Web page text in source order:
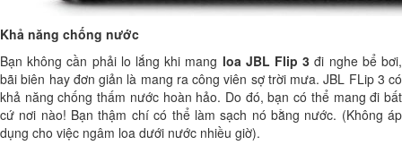
Khả năng chống nước
Bạn không cần phải lo lắng khi mang loa JBL Flip 3 đi nghe bể bơi,
bãi biên hay đơn giản là mang ra công viên sợ trời mưa. JBL FLip 3 có
khả năng chống thấm nước hoàn hảo. Do đó, bạn có thể mang đi bất
cứ nơi nào! Bạn thậm chí có thể làm sạch nó bằng nước. (Không áp
dụng cho việc ngâm loa dưới nước nhiều giờ).